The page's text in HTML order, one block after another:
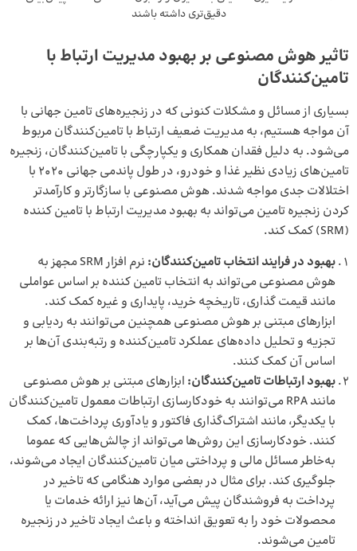
دقیق‌تری داشته باشند
تاثیر هوش مصنوعی بر بهبود مدیریت ارتباط با
تامین‌کنندگان
بسیاری از مسائل و مشکلات کنونی که در زنجیره‌های تامین جهانی با
آن مواجه هستیم، به مدیریت ضعیف ارتباط با تامین‌کنندگان مربوط
می‌شود. به دلیل فقدان همکاری و یکپارچگی با تامین‌کنندگان، زنجیره
تامین‌های زیادی نظیر غذا و خودرو، در طول پاندمی جهانی 2020 با
اختلالات جدی مواجه شدند. هوش مصنوعی با سازگارتر و کارآمدتر
کردن زنجیره تامین می‌تواند به بهبود مدیریت ارتباط با تامین کننده
(SRM) کمک کند.
بهبود در فرایند انتخاب تامین‌کنندگان:
نرم افزار SRM مجهز به
هوش مصنوعی می‌تواند به انتخاب تامین کننده بر اساس عواملی
مانند قیمت گذاری، تاریخچه خرید، پایداری و غیره کمک کند.
ابزارهای مبتنی بر هوش مصنوعی همچنین می‌توانند به ردیابی و
تجزیه و تحلیل داده‌های عملکرد تامین‌کننده و رتبه‌بندی آن‌ها بر
اساس آن کمک کنند.
بهبود ارتباطات تامین‌کنندگان: ابزارهای مبتنی بر هوش مصنوعی
مانند RPA می‌توانند به خودکارسازی ارتباطات معمول تامین‌کنندگان
با یکدیگر، مانند اشتراک‌گذاری فاکتور و یادآوری پرداخت‌ها، کمک
کنند. خودکارسازی این روش‌ها می‌تواند از چالش‌هایی که عموما
به‌خاطر مسائل مالی و پرداختی میان تامین‌کنندگان ایجاد می‌شوند،
جلوگیری کند. برای مثال در بعضی موارد هنگامی که تاخیر در
پرداخت به فروشندگان پیش می‌آید، آن‌ها نیز ارائه خدمات یا
محصولات خود را به تعویق انداخته و باعث ایجاد تاخیر در زنجیره
تامین می‌شوند.